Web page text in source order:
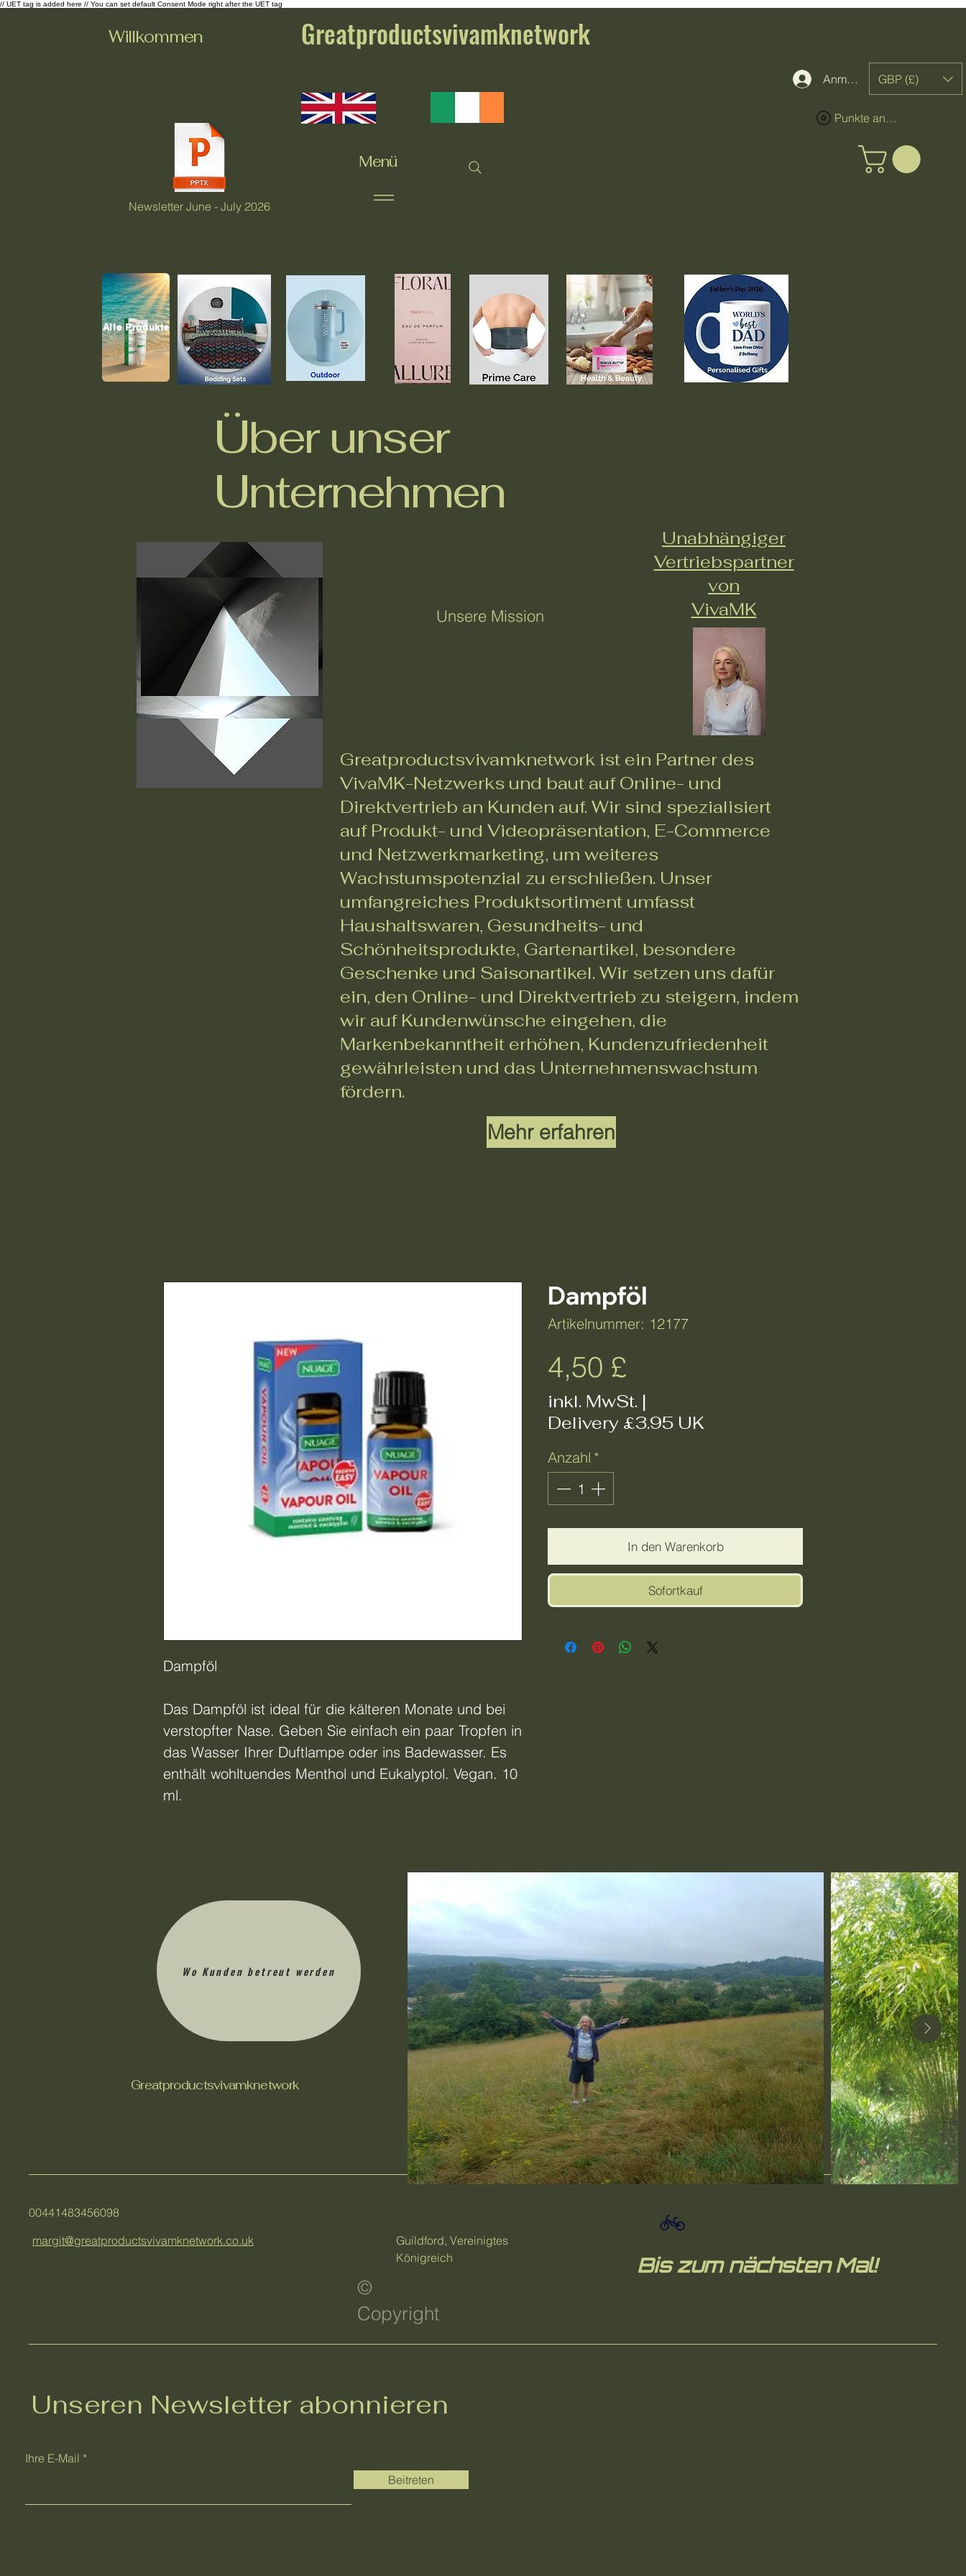
// UET tag is added here // You can set default Consent Mode right after the UET tag
Willkommen
Newsletter June - July 2026
Greatproductsvivamknetwork
Menü
Anmelden GBP (£)
Punkte ansehen
Alle Produkte
Über unser
Unternehmen
Unsere Mission
Unabhängiger
Vertriebspartner
von
VivaMK
Greatproductsvivamknetwork ist ein Partner des
VivaMK-Netzwerks und baut auf Online- und
Direktvertrieb an Kunden auf. Wir sind spezialisiert
auf Produkt- und Videopräsentation, E-Commerce
und Netzwerkmarketing, um weiteres
Wachstumspotenzial zu erschließen. Unser
umfangreiches Produktsortiment umfasst
Haushaltswaren, Gesundheits- und
Schönheitsprodukte, Gartenartikel, besondere
Geschenke und Saisonartikel. Wir setzen uns dafür
ein, den Online- und Direktvertrieb zu steigern, indem
wir auf Kundenwünsche eingehen, die
Markenbekanntheit erhöhen, Kundenzufriedenheit
gewährleisten und das Unternehmenswachstum
fördern.
Mehr erfahren
Dampföl
Das Dampföl ist ideal für die kälteren Monate und bei
verstopfter Nase. Geben Sie einfach ein paar Tropfen in
das Wasser Ihrer Duftlampe oder ins Badewasser. Es
enthält wohltuendes Menthol und Eukalyptol. Vegan. 10
ml.
Dampföl
Artikelnummer: 12177
4,50 £
inkl. MwSt. |
Delivery £3.95 UK
Anzahl *
In den Warenkorb
Sofortkauf
Greatproductsvivamknetwork
Wo Kunden betreut werden
00441483456098
margit@greatproductsvivamknetwork.co.uk
Guildford, Vereinigtes
Königreich
©
Copyright
Bis zum nächsten Mal!
Unseren Newsletter abonnieren
Ihre E-Mail
Beitreten